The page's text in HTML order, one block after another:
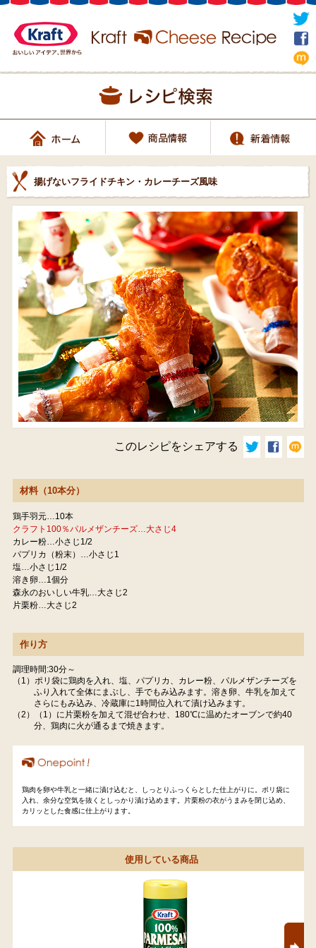
揚げないフライドチキン・カレーチーズ風味
このレシピをシェアする
材料（10本分）
鶏手羽元…10本
クラフト100％パルメザンチーズ…大さじ4
カレー粉…小さじ1/2
パプリカ（粉末）…小さじ1
塩…小さじ1/2
溶き卵…1個分
森永のおいしい牛乳…大さじ2
片栗粉…大さじ2
作り方
調理時間:30分～
（1）ポリ袋に鶏肉を入れ、塩、パプリカ、カレー粉、パルメザンチーズを
ふり入れて全体にまぶし、手でもみ込みます。溶き卵、牛乳を加えて
さらにもみ込み、冷蔵庫に1時間位入れて漬け込みます。
（2）（1）に片栗粉を加えて混ぜ合わせ、180℃に温めたオーブンで約40
分、鶏肉に火が通るまで焼きます。
鶏肉を卵や牛乳と一緒に漬け込むと、しっとりふっくらとした仕上がりに。ポリ袋に
入れ、余分な空気を抜くとしっかり漬け込めます。片栗粉の衣がうまみを閉じ込め、
カリッとした食感に仕上がります。
使用している商品